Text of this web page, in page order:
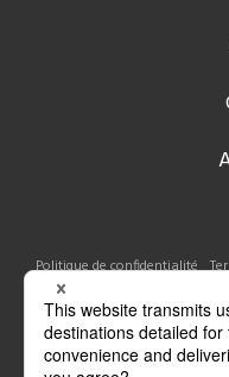
Politique de confidentialité